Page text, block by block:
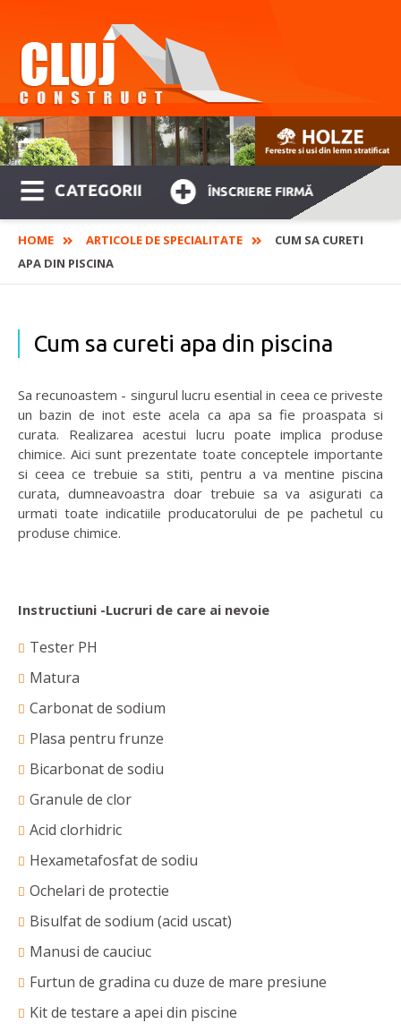
CATEGORII ÎNSCRIERE FIRMĂ
HOME ARTICOLE DE SPECIALITATE
CUM SA CURETI
APA DIN PISCINA
Cum sa cureti apa din piscina
Sa recunoastem - singurul lucru esential in ceea ce priveste
un bazin de inot este acela ca apa sa fie proaspata si
curata. Realizarea acestui lucru poate implica produse
chimice. Aici sunt prezentate toate conceptele importante
si ceea ce trebuie sa stiti, pentru a va mentine piscina
curata, dumneavoastra doar trebuie sa va asigurati ca
urmati toate indicatiile producatorului de pe pachetul cu
produse chimice.
Instructiuni -Lucruri de care ai nevoie
Tester PH
Matura
Carbonat de sodium
Plasa pentru frunze
Bicarbonat de sodiu
Granule de clor
Acid clorhidric
Hexametafosfat de sodiu
Ochelari de protectie
Bisulfat de sodium (acid uscat)
Manusi de cauciuc
Furtun de gradina cu duze de mare presiune
Kit de testare a apei din piscine